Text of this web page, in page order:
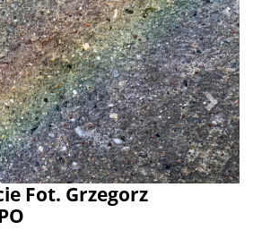
Fot. Grzegorz
Dalej